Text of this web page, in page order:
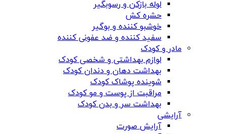
لوله بازکن و رسوبگیر
حشره کش
خوشبو کننده و بوگیر
سفید کننده و ضد عفونی کننده
مادر و کودک
لوازم بهداشتی و شخصی کودک
بهداشت دهان و دندان کودک
شوینده پوشاک کودک
مراقبت از پوست و مو کودک
بهداشت سر و بدن کودک
آرایشی
آرایش صورت